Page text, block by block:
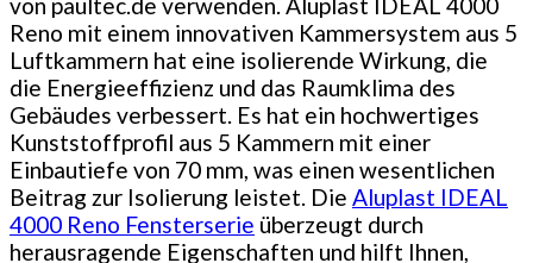
von paultec.de verwenden. Aluplast IDEAL 4000
Reno mit einem innovativen Kammersystem aus 5
Luftkammern hat eine isolierende Wirkung, die
die Energieeffizienz und das Raumklima des
Gebäudes verbessert. Es hat ein hochwertiges
Kunststoffprofil aus 5 Kammern mit einer
Einbautiefe von 70 mm, was einen wesentlichen
Beitrag zur Isolierung leistet. Die Aluplast IDEAL
4000 Reno Fensterserie überzeugt durch
herausragende Eigenschaften und hilft Ihnen,